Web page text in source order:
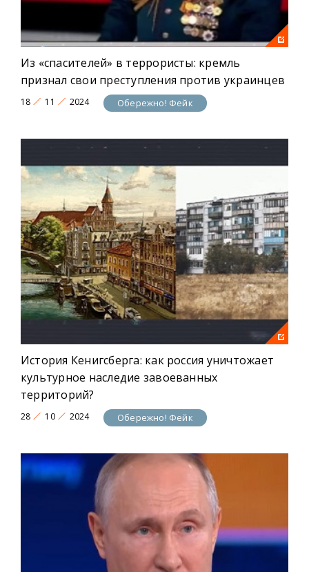
Из «спасителей» в террористы: кремль
признал свои преступления против украинцев
18 11 2024 Обережно! Фейк
История Кенигсберга: как россия уничтожает
культурное наследие завоеванных
территорий?
28 10 2024 Обережно! Фейк